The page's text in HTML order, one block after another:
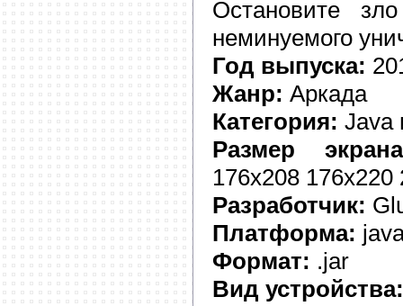
Остановите
неминуемого
Год выпуска:
Жанр: Аркада
Категория: Java
Размер
176x208
Разработчик:
Платформа:
Формат: .jar
Вид устройства: